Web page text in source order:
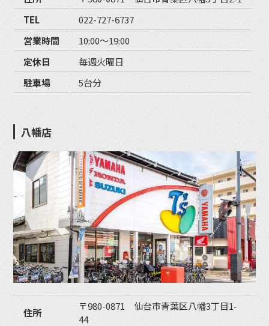
TEL
022-727-6737
営業時間
10:00〜19:00
定休日
毎週火曜日
駐車場
5台分
八幡店
住所
〒980-0871 仙台市青葉区八幡3丁目1-
44